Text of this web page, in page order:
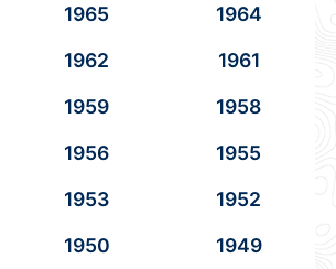
1965
1964
1962
1961
1959
1958
1956
1955
1953
1952
1950
1949